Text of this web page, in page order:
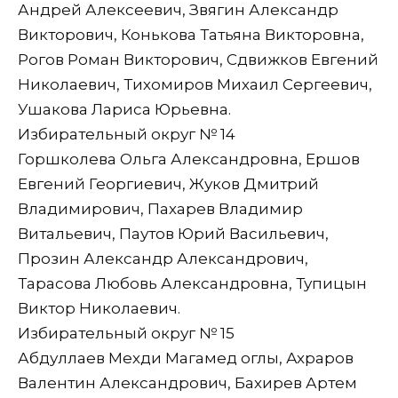
Андрей Алексеевич, Звягин Александр
Викторович, Конькова Татьяна Викторовна,
Рогов Роман Викторович, Сдвижков Евгений
Николаевич, Тихомиров Михаил Сергеевич,
Ушакова Лариса Юрьевна.
Избирательный округ № 14
Горшколева Ольга Александровна, Ершов
Евгений Георгиевич, Жуков Дмитрий
Владимирович, Пахарев Владимир
Витальевич, Паутов Юрий Васильевич,
Прозин Александр Александрович,
Тарасова Любовь Александровна, Тупицын
Виктор Николаевич.
Избирательный округ № 15
Абдуллаев Мехди Магамед оглы, Ахраров
Валентин Александрович, Бахирев Артем